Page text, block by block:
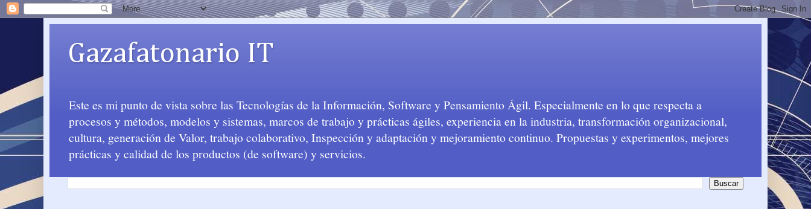
Gazafatonario IT
Este es mi punto de vista sobre las Tecnologías de la Información, Software y Pensamiento Ágil. Especialmente en lo que respecta a
procesos y métodos, modelos y sistemas, marcos de trabajo y prácticas ágiles, experiencia en la industria, transformación organizacional,
cultura, generación de Valor, trabajo colaborativo, Inspección y adaptación y mejoramiento continuo. Propuestas y experimentos, mejores
prácticas y calidad de los productos (de software) y servicios.